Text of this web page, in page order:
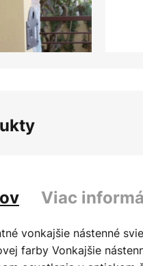
Viac
vonkajšie nástenné
farby Vonkajšie